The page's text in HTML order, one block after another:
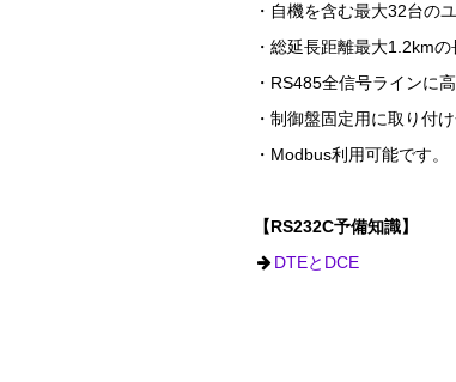
・自機を含む最大32台の
・総延長距離最大1.2km
・RS485全信号ラインに
・制御盤固定用に取り付
・Modbus利用可能です。
【RS232C予備知識】
DTEとDCE